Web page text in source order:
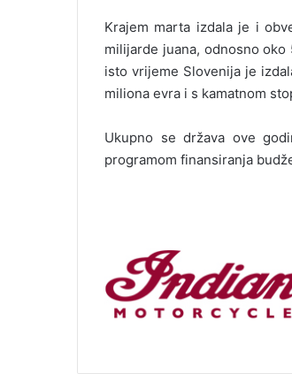
Krajem marta izdala je i
milijarde juana, odnosno
isto vrijeme Slovenija je
miliona evra i s kamatnom
Ukupno se država ove
programom finansiranja